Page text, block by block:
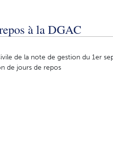
à la DGAC
de la note de gestion du 1er
de jours de repos